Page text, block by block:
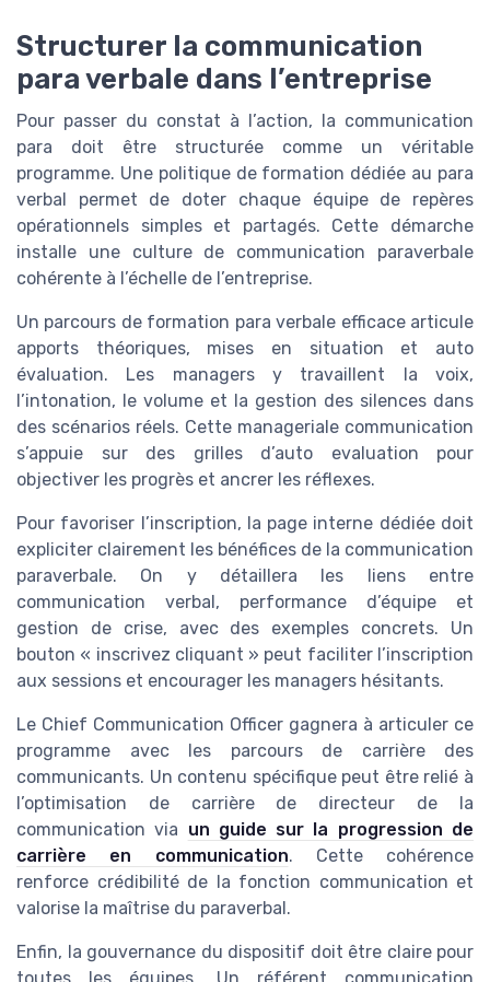
Structurer la communication
para verbale dans l’entreprise
Pour passer du constat à l’action, la communication
para doit être structurée comme un véritable
programme. Une politique de formation dédiée au para
verbal permet de doter chaque équipe de repères
opérationnels simples et partagés. Cette démarche
installe une culture de communication paraverbale
cohérente à l’échelle de l’entreprise.
Un parcours de formation para verbale efficace articule
apports théoriques, mises en situation et auto
évaluation. Les managers y travaillent la voix,
l’intonation, le volume et la gestion des silences dans
des scénarios réels. Cette manageriale communication
s’appuie sur des grilles d’auto evaluation pour
objectiver les progrès et ancrer les réflexes.
Pour favoriser l’inscription, la page interne dédiée doit
expliciter clairement les bénéfices de la communication
paraverbale. On y détaillera les liens entre
communication verbal, performance d’équipe et
gestion de crise, avec des exemples concrets. Un
bouton « inscrivez cliquant » peut faciliter l’inscription
aux sessions et encourager les managers hésitants.
Le Chief Communication Officer gagnera à articuler ce
programme avec les parcours de carrière des
communicants. Un contenu spécifique peut être relié à
l’optimisation de carrière de directeur de la
communication via un guide sur la progression de
carrière en communication. Cette cohérence
renforce crédibilité de la fonction communication et
valorise la maîtrise du paraverbal.
Enfin, la gouvernance du dispositif doit être claire pour